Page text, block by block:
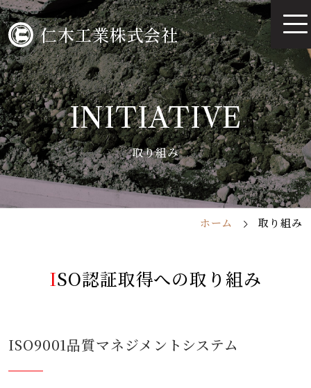
仁木工業株式会社
INITIATIVE
取り組み
ホーム 取り組み
ISO認証取得への取り組み
ISO9001品質マネジメントシステム